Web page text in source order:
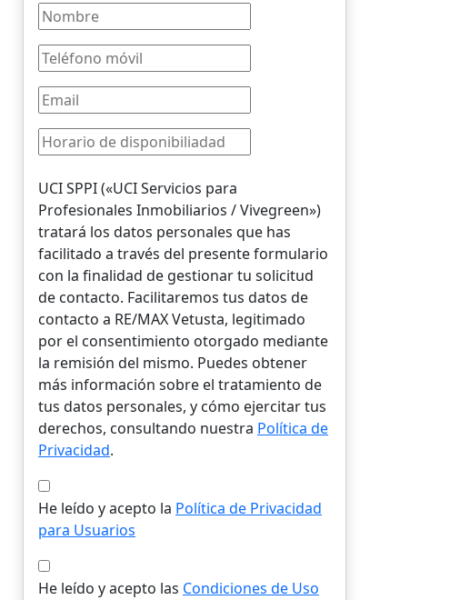
UCI SPPI («UCI Servicios para
Profesionales Inmobiliarios / Vivegreen»)
tratará los datos personales que has
facilitado a través del presente formulario
con la finalidad de gestionar tu solicitud
de contacto. Facilitaremos tus datos de
contacto a RE/MAX Vetusta, legitimado
por el consentimiento otorgado mediante
la remisión del mismo. Puedes obtener
más información sobre el tratamiento de
tus datos personales, y cómo ejercitar tus
derechos, consultando nuestra Política de
Privacidad.
He leído y acepto la Política de Privacidad
para Usuarios
He leído y acepto las Condiciones de Uso